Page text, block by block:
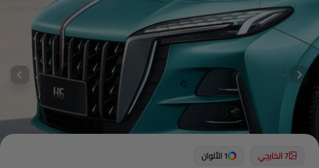
7 الخارجي 1 الألوان